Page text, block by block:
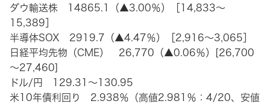
ダウ輸送株 14865.1（▲3.00％）［14,833～
15,389］
半導体SOX 2919.7（▲4.47％）［2,916～3,065］
日経平均先物（CME） 26,770（▲0.06％）[26,700
～27,460]
ドル/円 129.31～130.95
米10年債利回り 2.938％（高値2.981％：4/20、安値